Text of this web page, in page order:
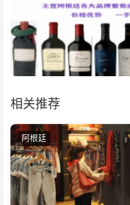
相关推荐
阿根廷